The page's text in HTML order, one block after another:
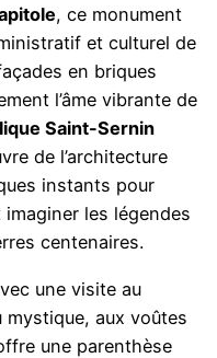
, ce monument
et culturel de
en briques
l’âme vibrante de
Saint-Sernin
de l’architecture
instants pour
les légendes
centenaires.
une visite au
mystique, aux voûtes
une parenthèse